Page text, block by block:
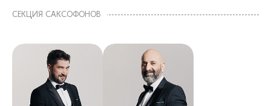
СЕКЦИЯ САКСОФОНОВ